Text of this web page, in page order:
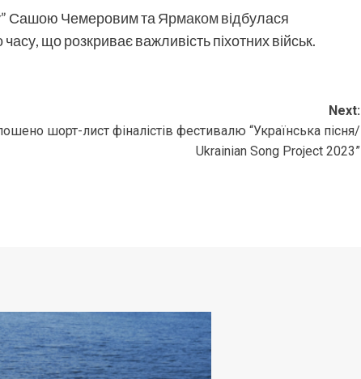
” Сашою Чемеровим та Ярмакомвідбулася
що розкриває важливість піхотних військ.
Next:
шорт-лист фіналістів фестивалю “Українська пісня/
Ukrainian Song Project 2023”